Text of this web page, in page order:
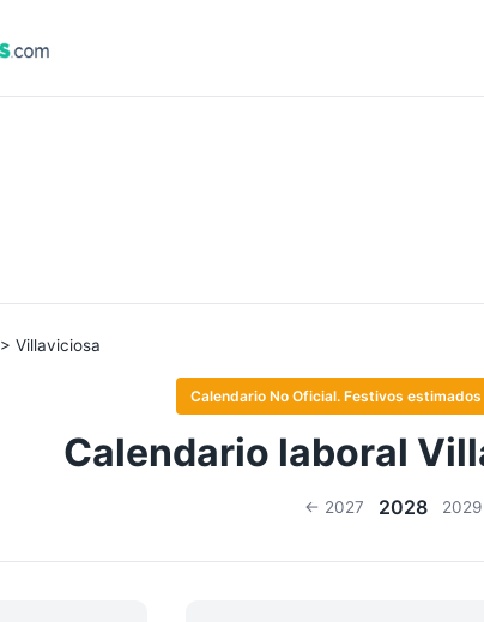
> Villaviciosa
Calendario No Oficial. Festivos
Calendario laboral
← 2027 2028